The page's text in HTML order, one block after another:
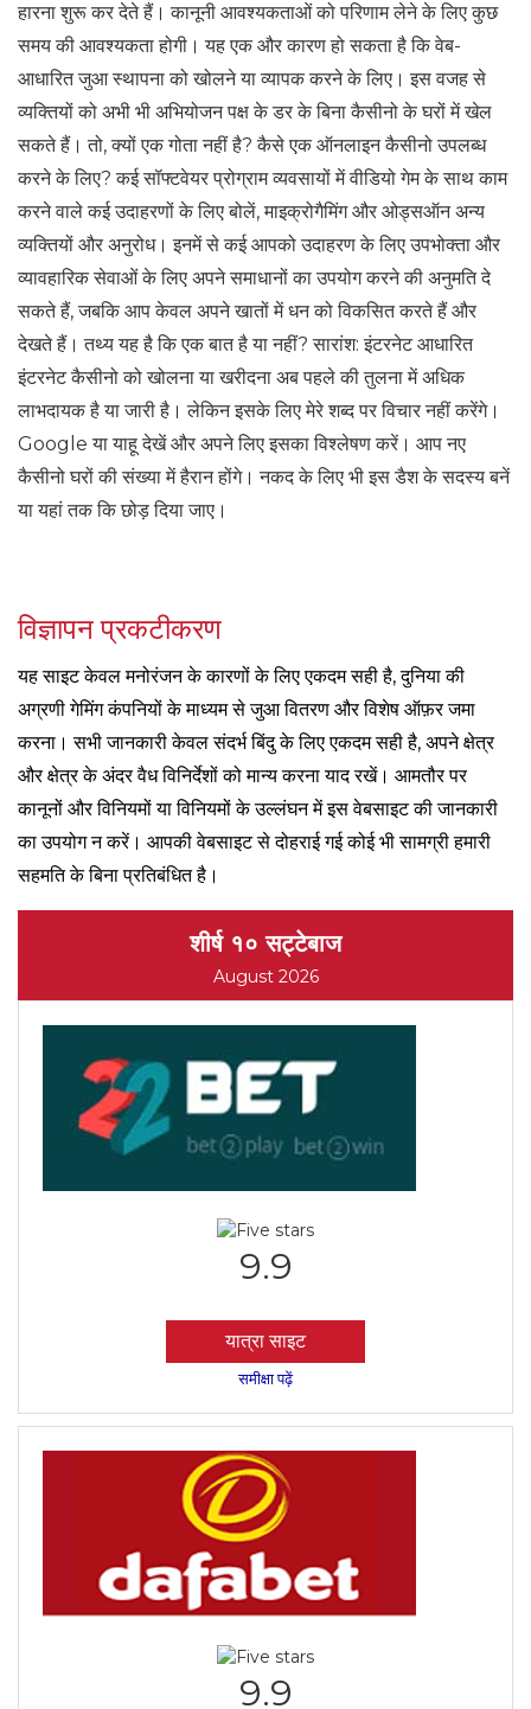
हारना शुरू कर देते हैं। कानूनी आवश्यकताओं को परिणाम लेने के लिए कुछ
समय की आवश्यकता होगी। यह एक और कारण हो सकता है कि वेब-
आधारित जुआ स्थापना को खोलने या व्यापक करने के लिए। इस वजह से
व्यक्तियों को अभी भी अभियोजन पक्ष के डर के बिना कैसीनो के घरों में खेल
सकते हैं। तो, क्यों एक गोता नहीं है? कैसे एक ऑनलाइन कैसीनो उपलब्ध
करने के लिए? कई सॉफ्टवेयर प्रोग्राम व्यवसायों में वीडियो गेम के साथ काम
करने वाले कई उदाहरणों के लिए बोलें, माइक्रोगैमिंग और ओड्सऑन अन्य
व्यक्तियों और अनुरोध। इनमें से कई आपको उदाहरण के लिए उपभोक्ता और
व्यावहारिक सेवाओं के लिए अपने समाधानों का उपयोग करने की अनुमति दे
सकते हैं, जबकि आप केवल अपने खातों में धन को विकसित करते हैं और
देखते हैं। तथ्य यह है कि एक बात है या नहीं? सारांश: इंटरनेट आधारित
इंटरनेट कैसीनो को खोलना या खरीदना अब पहले की तुलना में अधिक
लाभदायक है या जारी है। लेकिन इसके लिए मेरे शब्द पर विचार नहीं करेंगे।
Google या याहू देखें और अपने लिए इसका विश्लेषण करें। आप नए
कैसीनो घरों की संख्या में हैरान होंगे। नकद के लिए भी इस डैश के सदस्य बनें
या यहां तक ​​कि छोड़ दिया जाए।
विज्ञापन प्रकटीकरण
यह साइट केवल मनोरंजन के कारणों के लिए एकदम सही है, दुनिया की
अग्रणी गेमिंग कंपनियों के माध्यम से जुआ वितरण और विशेष ऑफ़र जमा
करना। सभी जानकारी केवल संदर्भ बिंदु के लिए एकदम सही है, अपने क्षेत्र
और क्षेत्र के अंदर वैध विनिर्देशों को मान्य करना याद रखें। आमतौर पर
कानूनों और विनियमों या विनियमों के उल्लंघन में इस वेबसाइट की जानकारी
का उपयोग न करें। आपकी वेबसाइट से दोहराई गई कोई भी सामग्री हमारी
सहमति के बिना प्रतिबंधित है।
शीर्ष १० सट्टेबाज
August 2026
9.9
यात्रा साइट
समीक्षा पढ़ें
9.9